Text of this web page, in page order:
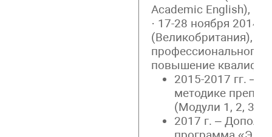
Academic English),
· 17-28 ноября 2014
(Великобритания),
профессионального
повышение
2015-2017 гг. –
методике
(Модули 1, 2, 3) и
2017 г. –